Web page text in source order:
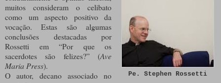
Pe. Stephen Rossetti
muitos consideram o celibato
como um aspecto positivo da
vocação. Estas são algumas
conclusões destacadas por
Rossetti em “Por que os
sacerdotes são felizes?” (Ave
Maria Press).
O autor, decano associado no